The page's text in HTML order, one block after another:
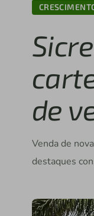
de
Venda de
destaques